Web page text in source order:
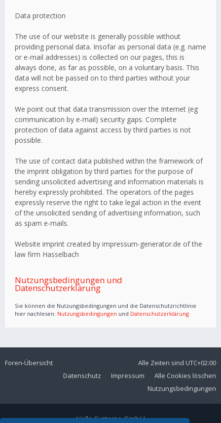
Data protection
The use of our website is generally possible without
providing personal data. Insofar as personal data (e.g. name
or e-mail addresses) is collected on our pages, this is
always done, as far as possible, on a voluntary basis. This
data will not be passed on to third parties without your
express consent.
We point out that data transmission over the Internet (eg
communication by e-mail) security gaps. Complete
protection of data against access by third parties is not
possible.
The use of contact data published within the framework of
the imprint obligation by third parties for the purpose of
sending unsolicited advertising and information materials is
hereby expressly prohibited. The operators of the pages
expressly reserve the right to take legal action in the event
of the unsolicited sending of advertising information, such
as spam e-mails.
Website imprint created by impressum-generator.de of the
law firm Hasselbach
Nutzungsbedingungen und
Datenschutzerklärung
Sie können die Nutzungsbedingungen und die Datenschutzrichtlinie
hier nachlesen: Nutzungsbedingungen und Datenschutzerklärung
Foren-Übersicht Alle Zeiten sind UTC+02:00
Alle Cookies löschen
Impressum
Datenschutz
Nutzungsbedingungen
Volla Systeme GmbH